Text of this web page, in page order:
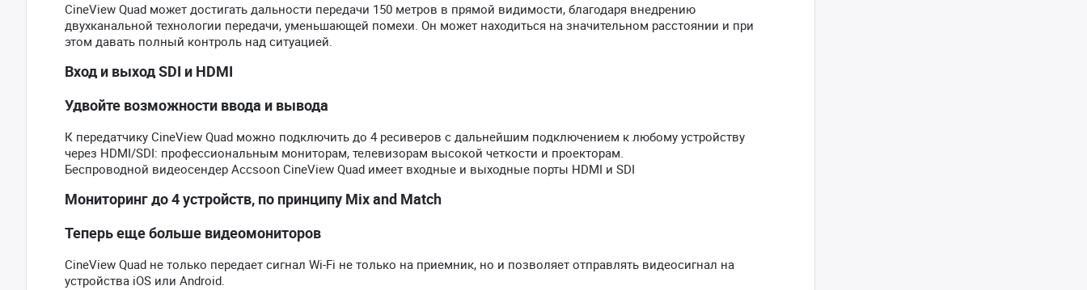
CineView Quad может достигать дальности передачи 150 метров в прямой видимости, благодаря внедрению
двухканальной технологии передачи, уменьшающей помехи. Он может находиться на значительном расстоянии и при
этом давать полный контроль над ситуацией.
Вход и выход SDI и HDMI
Удвойте возможности ввода и вывода
К передатчику CineView Quad можно подключить до 4 ресиверов с дальнейшим подключением к любому устройству
через HDMI/SDI: профессиональным мониторам, телевизорам высокой четкости и проекторам.
Беспроводной видеосендер Accsoon CineView Quad имеет входные и выходные порты HDMI и SDI
Мониторинг до 4 устройств, по принципу Mix and Match
Теперь еще больше видеомониторов
CineView Quad не только передает сигнал Wi-Fi не только на приемник, но и позволяет отправлять видеосигнал на
устройства iOS или Android.